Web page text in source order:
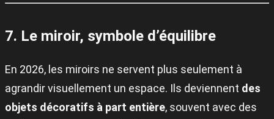
7. Le miroir, symbole d’équilibre
En 2026, les miroirs ne servent plus seulement à
agrandir visuellement un espace. Ils deviennent des
objets décoratifs à part entière, souvent avec des